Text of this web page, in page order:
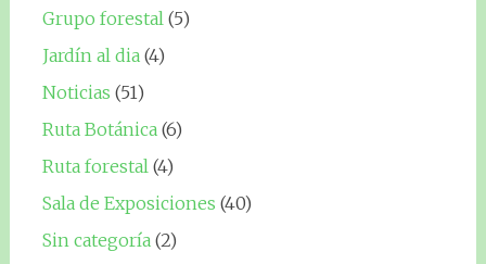
Grupo forestal (5)
Jardín al dia (4)
Noticias (51)
Ruta Botánica (6)
Ruta forestal (4)
Sala de Exposiciones (40)
Sin categoría (2)